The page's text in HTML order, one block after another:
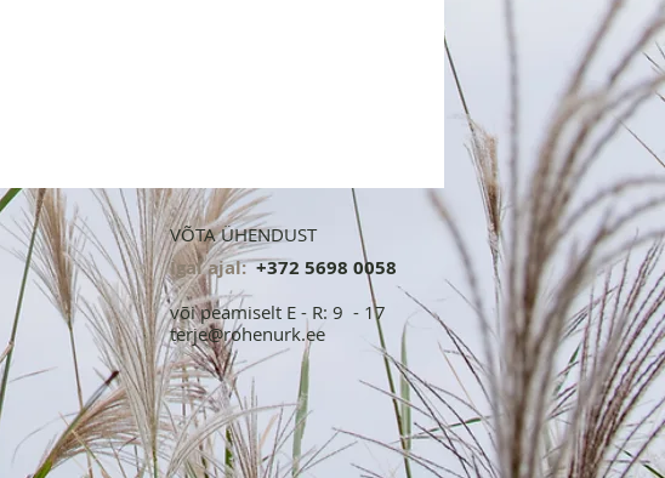
VÕTA ÜHENDUST
Igal ajal: +372 5698 0058​​
või peamiselt E - R: 9 - 17
terje@rohenurk.ee